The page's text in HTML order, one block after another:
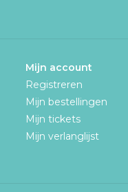
Mijn account
Registreren
Mijn bestellingen
Mijn tickets
Mijn verlanglijst